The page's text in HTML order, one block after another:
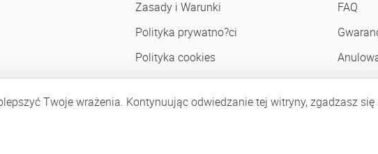
Zasady i Warunki
Polityka prywatno?ci
Polityka cookies
Partnerzy biznesowi
FAQ
Twoje wrażenia. Kontynuując odwiedzanie tej witryny, zgadzasz